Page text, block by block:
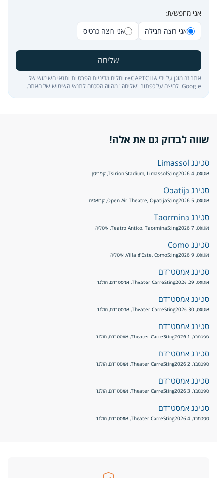
אני מחפש/ת:
אני רוצה חבילה
אני רוצה כרטיס
שליחה
אתר זה מוגן על ידי reCAPTCHA וחלים מדיניות הפרטיות ותנאי השימוש של
Google. לחיצה על כפתור "שליחה" מהווה הסכמה ל
תנאי השימוש של האתר.
שווה לבדוק גם את אלה!
סטינג Limassol
אוגוסט, 4 2026 StingTsirion Stadium, Limassol, קפריסין
סטינג Opatija
אוגוסט, 5 2026 StingOpen Air Theatre, Opatija, קרואטיה
סטינג Taormina
אוגוסט, 7 2026 StingTeatro Antico, Taormina, איטליה
סטינג Como
אוגוסט, 9 2026 StingVilla d'Este, Como, איטליה
סטינג אמסטרדם
אוגוסט, 29 2026 StingTheater Carre, אמסטרדם, הולנד
סטינג אמסטרדם
אוגוסט, 30 2026 StingTheater Carre, אמסטרדם, הולנד
סטינג אמסטרדם
ספטמבר, 1 2026 StingTheater Carre, אמסטרדם, הולנד
סטינג אמסטרדם
ספטמבר, 2 2026 StingTheater Carre, אמסטרדם, הולנד
סטינג אמסטרדם
ספטמבר, 3 2026 StingTheater Carre, אמסטרדם, הולנד
סטינג אמסטרדם
ספטמבר, 4 2026 StingTheater Carre, אמסטרדם, הולנד